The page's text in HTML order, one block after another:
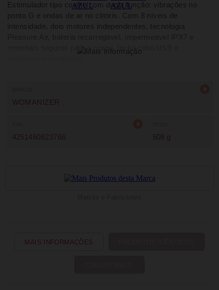
Estimulador tipo coelho com dupla função: vibrações no
ponto G e ondas de ar no clitóris. Com 8 níveis de
intensidade, dois motores independentes, tecnologia
materiais seguros para o corpo. Inclui cabo USB e
WOMANIZER
4251460623766 508 g
MAIS INFORMAÇÕES